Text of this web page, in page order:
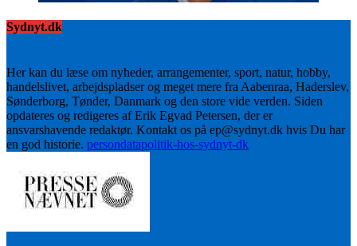
Sydnyt.dk
Her kan du læse om nyheder, arrangementer, sport, natur, hobby,
handelslivet, arbejdspladser og meget mere fra Aabenraa, Haderslev,
Sønderborg, Tønder, Danmark og den store vide verden. Siden
opdateres og redigeres af Erik Egvad Petersen, der er
ansvarshavende redaktør. Kontakt os på ep@sydnyt.dk hvis Du har
en god historie. persondatapolitik-hos-sydnyt-dk